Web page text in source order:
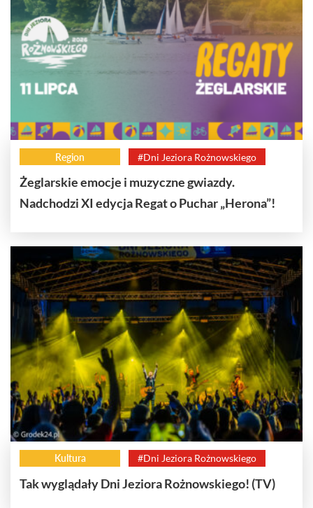
Region #Dni Jeziora Rożnowskiego
Żeglarskie emocje i muzyczne gwiazdy.
Nadchodzi XI edycja Regat o Puchar „Herona”!
Kultura #Dni Jeziora Rożnowskiego
Tak wyglądały Dni Jeziora Rożnowskiego! (TV)